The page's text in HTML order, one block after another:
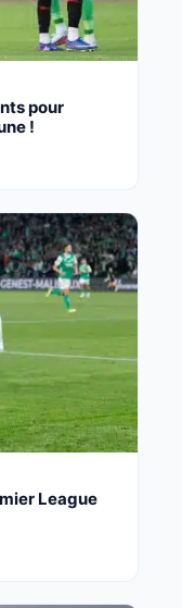
pour
!
League